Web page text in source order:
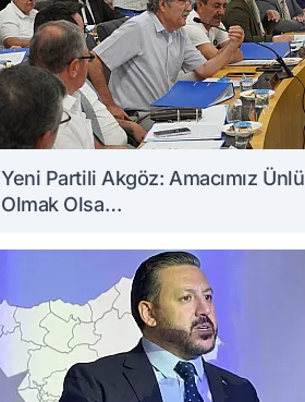
Yeni Partili Akgöz: Amacımız Ünlü
Olmak Olsa…